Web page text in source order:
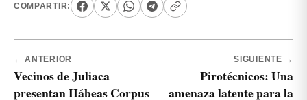
COMPARTIR:
← ANTERIOR
Vecinos de Juliaca
presentan Hábeas Corpus
SIGUIENTE →
Pirotécnicos: Una
amenaza latente para la